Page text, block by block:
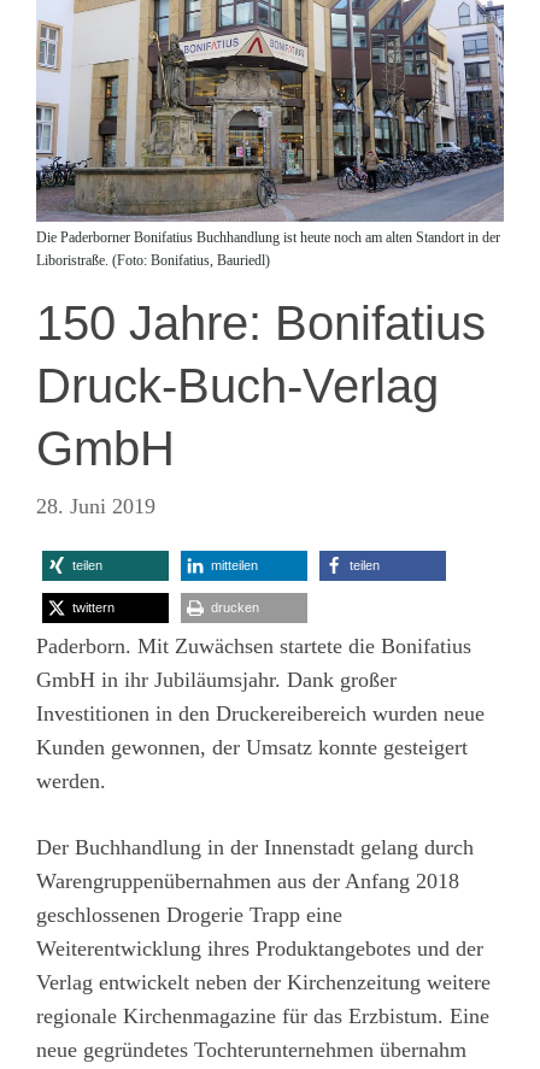
Die Paderborner Bonifatius Buchhandlung ist heute noch am alten Standort in der
Liboristraße. (Foto: Bonifatius, Bauriedl)
150 Jahre: Bonifatius
Druck-Buch-Verlag
GmbH
28. Juni 2019
teilen mitteilen teilen
twittern drucken
Paderborn. Mit Zuwächsen startete die Bonifatius
GmbH in ihr Jubiläumsjahr. Dank großer
Investitionen in den Druckereibereich wurden neue
Kunden gewonnen, der Umsatz konnte gesteigert
werden.
Der Buchhandlung in der Innenstadt gelang durch
Warengruppenübernahmen aus der Anfang 2018
geschlossenen Drogerie Trapp eine
Weiterentwicklung ihres Produktangebotes und der
Verlag entwickelt neben der Kirchenzeitung weitere
regionale Kirchenmagazine für das Erzbistum. Eine
neue gegründetes Tochterunternehmen übernahm